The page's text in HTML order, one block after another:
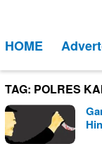
kontenMobile
HOME
TAG: POLRES